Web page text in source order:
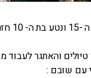
אורלי
והאתגר לעבוד
עם שובם :